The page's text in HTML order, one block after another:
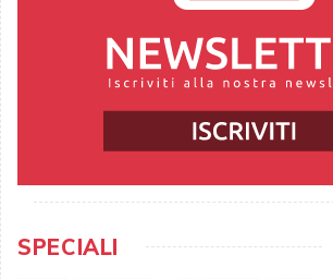
SPECIALI